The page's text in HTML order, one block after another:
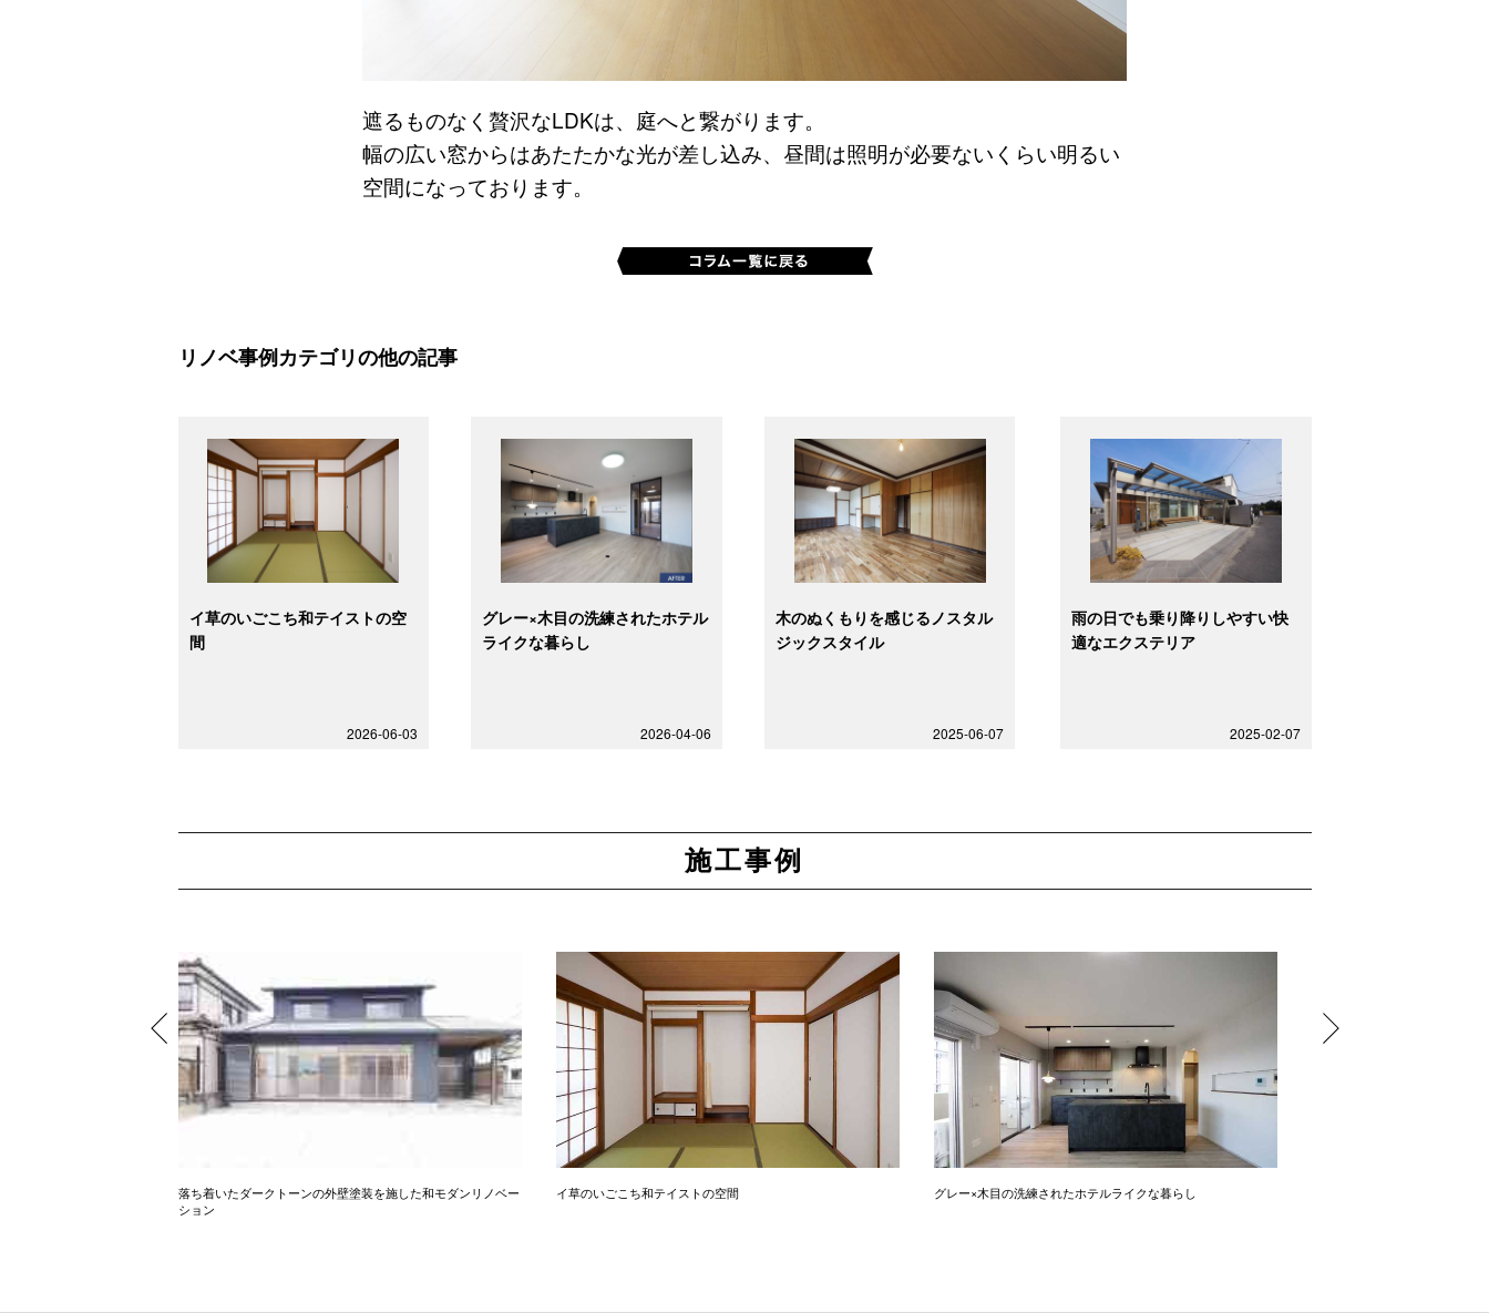
​遮るものなく贅沢なLDKは、庭へと繋がります。
幅の広い窓からはあたたかな光が差し込み、昼間は照明が必要ないくらい明るい
空間になっております。
リノベ事例カテゴリの他の記事
イ草のいごこち和テイストの空
間
2026-06-03
グレー×木目の洗練されたホテル
ライクな暮らし
2026-04-06
木のぬくもりを感じるノスタル
ジックスタイル
2025-06-07
雨の日でも乗り降りしやすい快
適なエクステリア
2025-02-07
施工事例
落ち着いたダークトーンの外壁塗装を施した和モダンリノベー
ション
イ草のいごこち和テイストの空間 グレー×木目の洗練されたホテルライクな暮らし